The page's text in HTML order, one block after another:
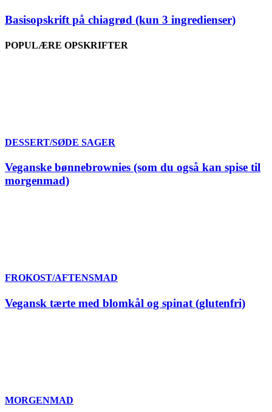
Basisopskrift på chiagrød (kun 3 ingredienser)
POPULÆRE OPSKRIFTER
DESSERT/SØDE SAGER
Veganske bønnebrownies (som du også kan spise til
morgenmad)
FROKOST/AFTENSMAD
Vegansk tærte med blomkål og spinat (glutenfri)
MORGENMAD